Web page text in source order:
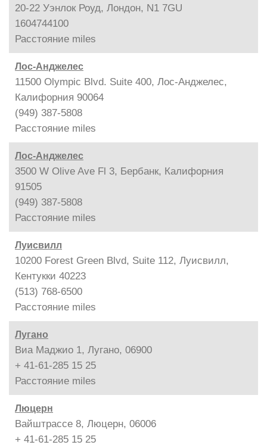
20-22 Уэнлок Роуд, Лондон, N1 7GU
1604744100
Расстояние miles
Лос-Анджелес
11500 Olympic Blvd. Suite 400, Лос-Анджелес,
Калифорния 90064
(949) 387-5808
Расстояние miles
Лос-Анджелес
3500 W Olive Ave Fl 3, Бербанк, Калифорния
91505
(949) 387-5808
Расстояние miles
Луисвилл
10200 Forest Green Blvd, Suite 112, Луисвилл,
Кентукки 40223
(513) 768-6500
Расстояние miles
Лугано
Виа Маджио 1, Лугано, 06900
+ 41-61-285 15 25
Расстояние miles
Люцерн
Вайштрассе 8, Люцерн, 06006
+ 41-61-285 15 25